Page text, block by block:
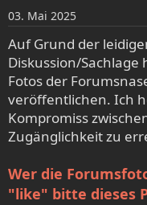
n
e
n
:
03. Mai 2025
Auf Grund der
Diskussion/Sachlage
Fotos der
veröffentlichen. Ich
Kompromiss
Zugänglichkeit zu
Wer die
"like" bitte dieses